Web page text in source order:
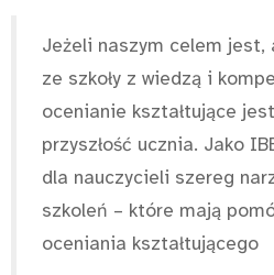
Jeżeli naszym celem jest,
ze szkoły z wiedzą i
ocenianie kształtujące
przyszłość ucznia. Jako
dla nauczycieli szereg
szkoleń – które mają
oceniania kształtującego